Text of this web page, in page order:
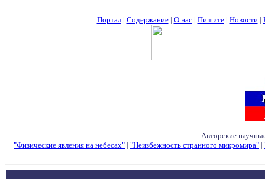
Портал| Содержание| О нас| Пишите| Новости|
Авторские
"Физические явления на небесах" | "Неизбежность странного микромира" |